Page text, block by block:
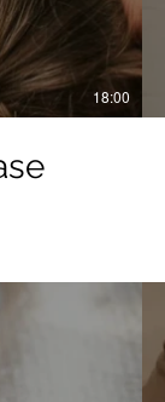
18:00